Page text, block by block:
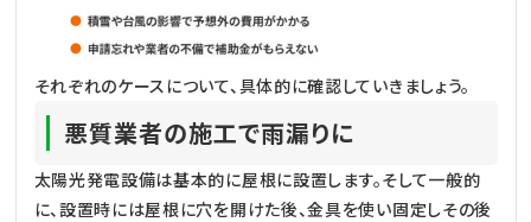
それぞれのケースについて、具体的に確認していきましょう。
悪質業者の施工で雨漏りに
太陽光発電設備は基本的に屋根に設置します。そして一般的
に、設置時には屋根に穴を開けた後、金具を使い固定しその後